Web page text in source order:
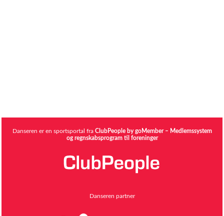
Danseren er en sportsportal fra ClubPeople by goMember – Medlemssystem
og regnskabsprogram til foreninger
Danseren partner